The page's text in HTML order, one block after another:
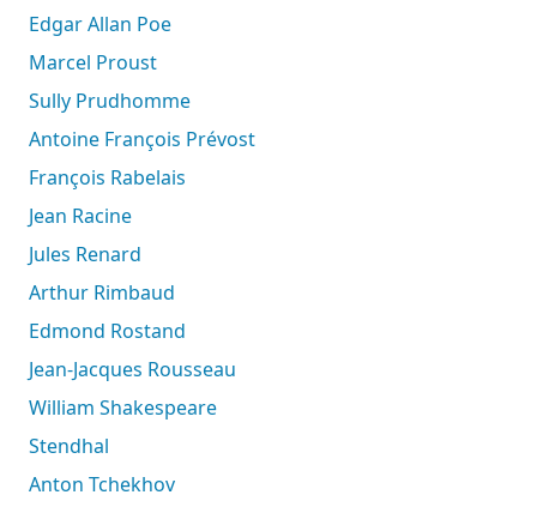
Edgar Allan Poe
Marcel Proust
Sully Prudhomme
Antoine François Prévost
François Rabelais
Jean Racine
Jules Renard
Arthur Rimbaud
Edmond Rostand
Jean-Jacques Rousseau
William Shakespeare
Stendhal
Anton Tchekhov